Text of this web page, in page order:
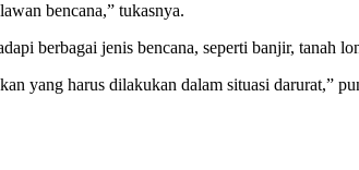
bencana,” tukasnya.
berbagai jenis bencana, seperti banjir, tanah
yang harus dilakukan dalam situasi darurat,”